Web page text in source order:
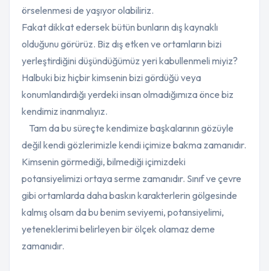
örselenmesi de yaşıyor olabiliriz.
Fakat dikkat edersek bütün bunların dış kaynaklı
olduğunu görürüz. Biz dış etken ve ortamların bizi
yerleştirdiğini düşündüğümüz yeri kabullenmeli miyiz?
Halbuki biz hiçbir kimsenin bizi gördüğü veya
konumlandırdığı yerdeki insan olmadığımıza önce biz
kendimiz inanmalıyız.
Tam da bu süreçte kendimize başkalarının gözüyle
değil kendi gözlerimizle kendi içimize bakma zamanıdır.
Kimsenin görmediği, bilmediği içimizdeki
potansiyelimizi ortaya serme zamanıdır. Sınıf ve çevre
gibi ortamlarda daha baskın karakterlerin gölgesinde
kalmış olsam da bu benim seviyemi, potansiyelimi,
yeteneklerimi belirleyen bir ölçek olamaz deme
zamanıdır.